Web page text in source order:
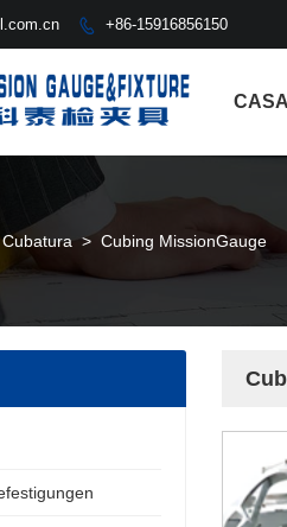
 +86-15916856150
CASA
Cubatura > Cubing MissionGauge